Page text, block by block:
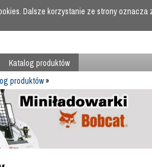
Katalog produktów
produktów»
Dalsze korzystanie ze strony